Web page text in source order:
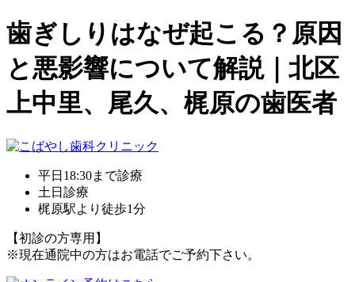
歯ぎしりはなぜ起こる？原因
と悪影響について解説｜北区
上中里、尾久、梶原の歯医者
平日18:30まで診療
土日診療
梶原駅より徒歩1分
【初診の方専用】
※現在通院中の方はお電話でご予約下さい。